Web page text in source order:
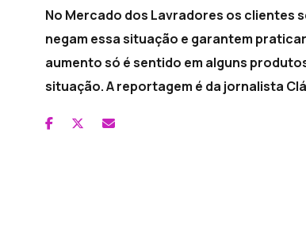
No Mercado dos Lavradores os clientes
negam essa situação e garantem
aumento só é sentido em alguns
situação. A reportagem é da jornalista